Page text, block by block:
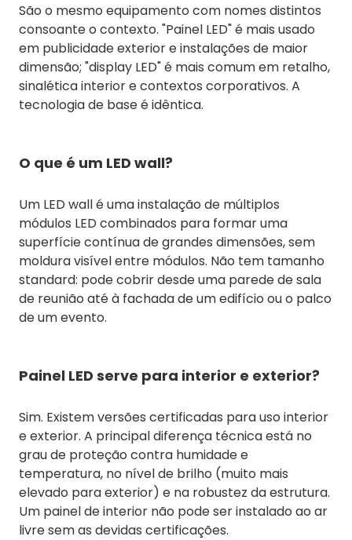
São o mesmo equipamento com nomes distintos
consoante o contexto. "Painel LED" é mais usado
em publicidade exterior e instalações de maior
dimensão; "display LED" é mais comum em retalho,
sinalética interior e contextos corporativos. A
tecnologia de base é idêntica.
O que é um LED wall?
Um LED wall é uma instalação de múltiplos
módulos LED combinados para formar uma
superfície contínua de grandes dimensões, sem
moldura visível entre módulos. Não tem tamanho
standard: pode cobrir desde uma parede de sala
de reunião até à fachada de um edifício ou o palco
de um evento.
Painel LED serve para interior e exterior?
Sim. Existem versões certificadas para uso interior
e exterior. A principal diferença técnica está no
grau de proteção contra humidade e
temperatura, no nível de brilho (muito mais
elevado para exterior) e na robustez da estrutura.
Um painel de interior não pode ser instalado ao ar
livre sem as devidas certificações.